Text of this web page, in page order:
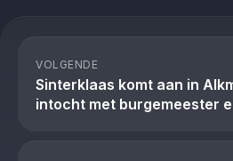
VOLGENDE
Sinterklaas komt aan in
intocht met burgemeester